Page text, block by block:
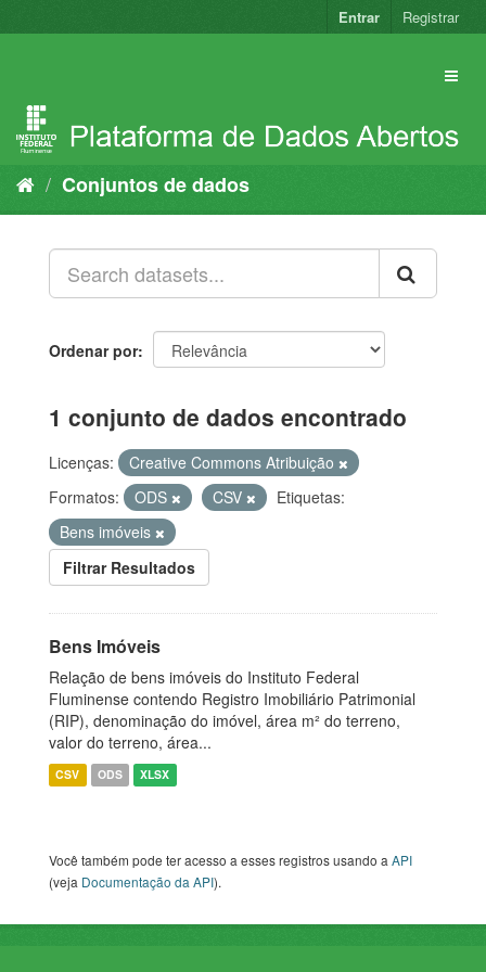
para
Entrar Registrar
Conjuntos de dados
Ordenar por
1 conjunto de dados encontrado
Licenças:
Creative Commons Atribuição
Formatos:
ODS CSV
Etiquetas:
Bens imóveis
Filtrar Resultados
Bens Imóveis
Relação de bens imóveis do Instituto Federal
Fluminense contendo Registro Imobiliário Patrimonial
(RIP), denominação do imóvel, área m² do terreno,
valor do terreno, área...
CSV ODS XLSX
Você também pode ter acesso a esses registros usando aAPI
(veja Documentação da API).